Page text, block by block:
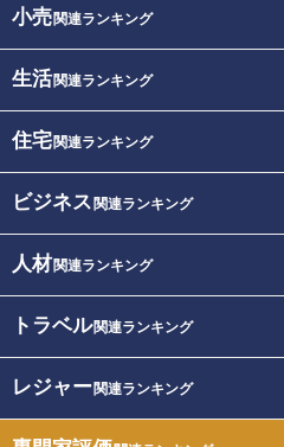
小売関連ランキング
生活関連ランキング
住宅関連ランキング
ビジネス 関連ランキング
人材関連ランキング
トラベル関連ランキング
レジャー関連ランキング